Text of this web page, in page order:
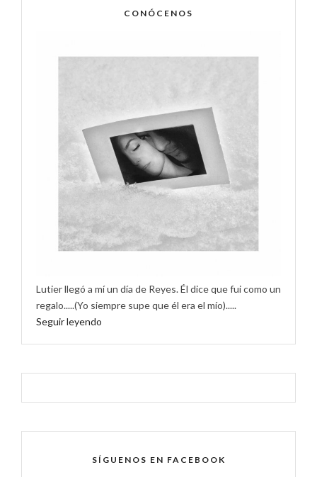
CONÓCENOS
Lutier llegó a mí un día de Reyes. Él dice que fui como un
regalo.....(Yo siempre supe que él era el mío).....
Seguir leyendo
SÍGUENOS EN FACEBOOK